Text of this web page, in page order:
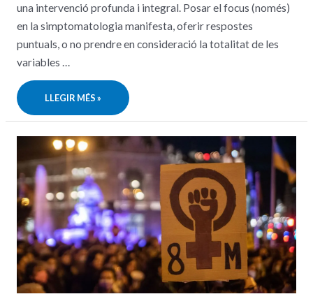
una intervenció profunda i integral. Posar el focus (només)
en la simptomatologia manifesta, oferir respostes
puntuals, o no prendre en consideració la totalitat de les
variables …
DIA
INTERNACIONAL
A
L’ELIMINACIÓ
DE
LA
VIOLÈNCIA
ENVERS
LES
DONES
LLEGIR MÉS »